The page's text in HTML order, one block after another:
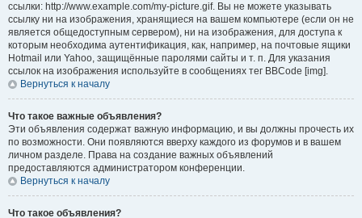
ссылки: http://www.example.com/my-picture.gif. Вы не можете указывать
ссылку ни на изображения, хранящиеся на вашем компьютере (если он не
является общедоступным сервером), ни на изображения, для доступа к
которым необходима аутентификация, как, например, на почтовые ящики
Hotmail или Yahoo, защищённые паролями сайты и т. п. Для указания
ссылок на изображения используйте в сообщениях тег BBCode [img].
Вернуться к началу
Что такое важные объявления?
Эти объявления содержат важную информацию, и вы должны прочесть их
по возможности. Они появляются вверху каждого из форумов и в вашем
личном разделе. Права на создание важных объявлений
предоставляются администратором конференции.
Вернуться к началу
Что такое объявления?